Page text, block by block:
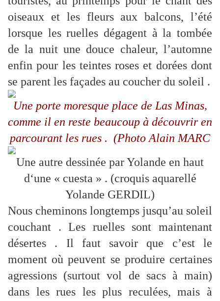
oiseaux et les fleurs aux balcons, l’été
lorsque les ruelles dégagent à la tombée
de la nuit une douce chaleur, l’automne
enfin pour les teintes roses et dorées dont
se parent les façades au coucher du soleil .
Une porte moresque place de Las Minas,
comme il en reste beaucoup à découvrir en
parcourant les rues . (Photo Alain MARC
Une autre dessinée par Yolande en haut
d‘une « cuesta » . (croquis aquarellé
Yolande GERDIL)
Nous cheminons longtemps jusqu’au soleil
couchant . Les ruelles sont maintenant
désertes . Il faut savoir que c’est le
moment où peuvent se produire certaines
agressions (surtout vol de sacs à main)
dans les rues les plus reculées, mais à